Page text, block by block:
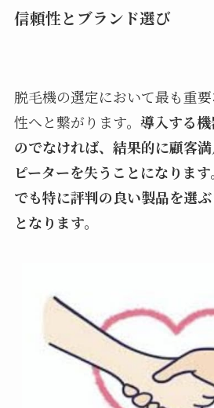
信頼性とブランド選び
脱毛機の選定において最も重
性へと繋がります。 導入する
のでなければ、結果的に顧客
ピーターを失うことになりま
でも特に評判の良い製品を選
となります。